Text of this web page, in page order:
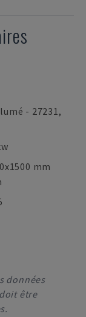
- 27231,
mm
données
être